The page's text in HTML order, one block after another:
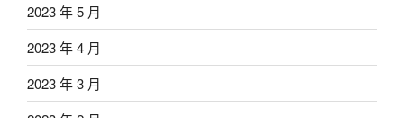
2023 年 5 月
2023 年 4 月
2023 年 3 月